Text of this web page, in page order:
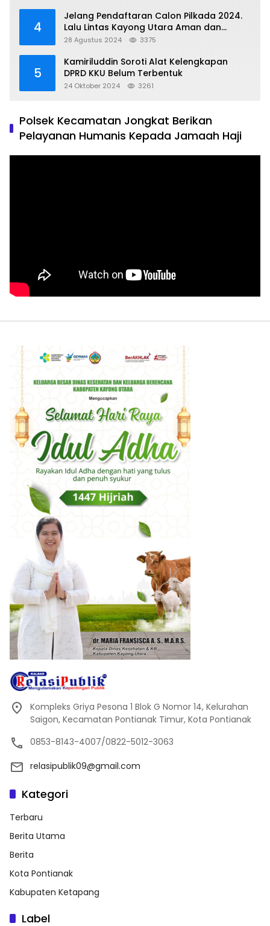
4
Jelang Pendaftaran Calon Pilkada 2024.
Lalu Lintas Kayong Utara Aman dan
Kondusif
28 Agustus 2024 3375
5
Kamiriluddin Soroti Alat Kelengkapan
DPRD KKU Belum Terbentuk
24 Oktober 2024 3261
Polsek Kecamatan Jongkat Berikan
Pelayanan Humanis Kepada Jamaah Haji
Kompleks Griya Pesona 1 Blok G Nomor 14, Kelurahan
Saigon, Kecamatan Pontianak Timur, Kota Pontianak
0853-8143-4007/0822-5012-3063
relasipublik09@gmail.com
Kategori
Terbaru
Berita Utama
Berita
Kota Pontianak
Kabupaten Ketapang
Label